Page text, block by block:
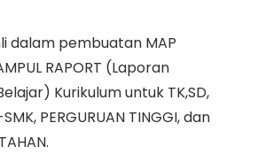
dalam pembuatan MAP
RAPORT (Laporan
Kurikulum untuk TK,SD,
PERGURUAN TINGGI, dan